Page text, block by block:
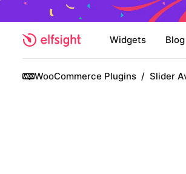
Widgets Blog
WooCommerce Plugins / Slider